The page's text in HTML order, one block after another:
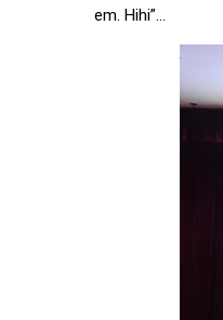
em. Hihi”…